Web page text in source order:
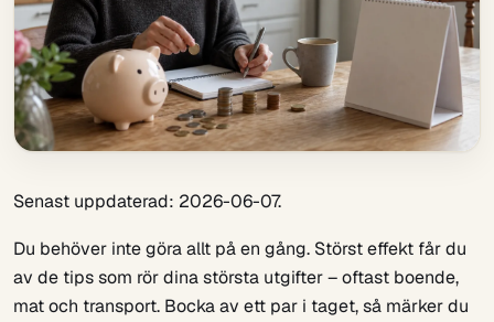
Senast uppdaterad: 2026-06-07.
Du behöver inte göra allt på en gång. Störst effekt får du
av de tips som rör dina största utgifter – oftast boende,
mat och transport. Bocka av ett par i taget, så märker du